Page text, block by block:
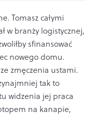
Tomasz całymi
w branży logistycznej,
sfinansować
nowego domu.
zmęczenia ustami.
tak to
widzenia jej praca
na kanapie,